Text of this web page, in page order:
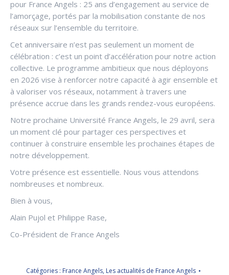
pour France Angels : 25 ans d’engagement au service de
l’amorçage, portés par la mobilisation constante de nos
réseaux sur l’ensemble du territoire.
Cet anniversaire n’est pas seulement un moment de
célébration : c’est un point d’accélération pour notre action
collective. Le programme ambitieux que nous déployons
en 2026 vise à renforcer notre capacité à agir ensemble et
à valoriser vos réseaux, notamment à travers une
présence accrue dans les grands rendez-vous européens.
Notre prochaine Université France Angels, le 29 avril, sera
un moment clé pour partager ces perspectives et
continuer à construire ensemble les prochaines étapes de
notre développement.
Votre présence est essentielle. Nous vous attendons
nombreuses et nombreux.
Bien à vous,
Alain Pujol et Philippe Rase,
Co-Président de France Angels
Catégories : France Angels, Les actualités de France Angels